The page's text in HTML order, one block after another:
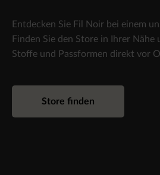
Entdecken Sie Fil Noir bei einem
Finden Sie den Store in Ihrer Nähe
Stoffe und Passformen direkt vor
Store finden